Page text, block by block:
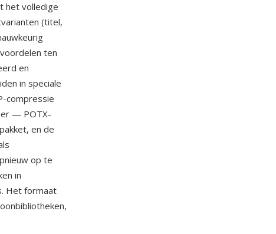
het volledige
(titel,
ten
en
in speciale
compressie
— POTX-
en de
op te
in
Het formaat